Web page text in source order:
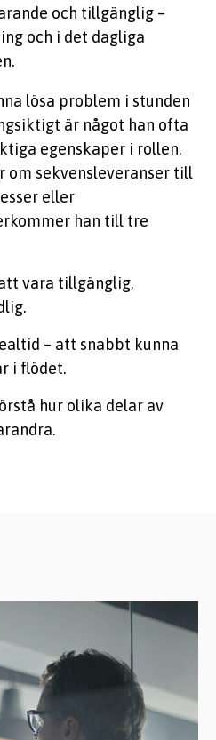
och tillgänglig –
och i det dagliga
lösa problem i stunden
är något han ofta
egenskaper i rollen.
om sekvensleveranser till
eller
han till tre
vara tillgänglig,
– att snabbt kunna
i flödet.
hur olika delar av